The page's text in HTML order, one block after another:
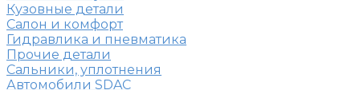
Кузовные детали
Салон и комфорт
Гидравлика и пневматика
Прочие детали
Сальники, уплотнения
Автомобили SDAC